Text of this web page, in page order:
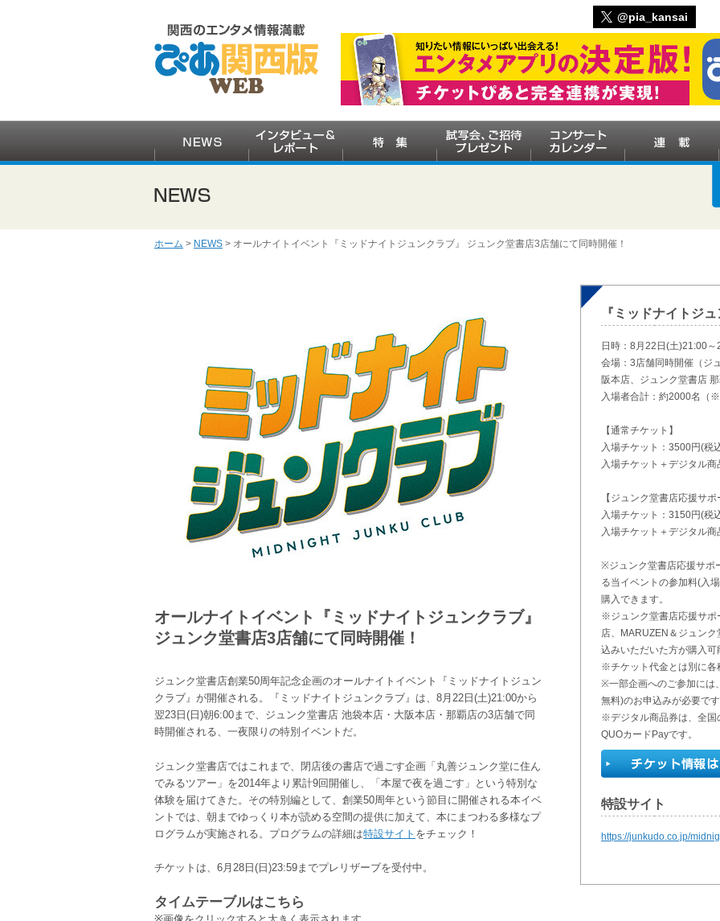
@pia_kansai
ホーム > NEWS > オールナイトイベント『ミッドナイトジュンクラブ』 ジュンク堂書店3店舗にて同時開催！
オールナイトイベント『ミッドナイトジュンクラブ』
ジュンク堂書店3店舗にて同時開催！
ジュンク堂書店創業50周年記念企画のオールナイトイベント『ミッドナイトジュン
クラブ』が開催される。
『ミッドナイトジュンクラブ』は、8月22日(土)21:00から
翌23日(日)朝6:00まで、ジュンク堂書店 池袋本店・大阪本店・那覇店の3店舗で同
時開催される、一夜限りの特別イベントだ。
ジュンク堂書店ではこれまで、閉店後の書店で過ごす企画「丸善ジュンク堂に住ん
でみるツアー」を2014年より累計9回開催し、「本屋で夜を過ごす」という特別な
体験を届けてきた。その特別編として、創業50周年という節目に開催される本イベ
ントでは、朝までゆっくり本が読める空間の提供に加えて、本にまつわる多様なプ
ログラムが実施される。プログラムの詳細は特設サイト をチェック！
チケットは、6月28日(日)23:59までプレリザーブを受付中。
タイムテーブルはこちら
『ミッドナイトジ
日時：8月22日(土)21:00
会場：3店舗同時開催（ジ
阪本店、ジュンク堂書店
入場者合計：約2000名（
【通常チケット】
入場チケット：3500円(税
入場チケット＋デジタル
【ジュンク堂書店応援サ
入場チケット：3150円(税
入場チケット＋デジタル
※ジュンク堂書店応援サポ
る当イベントの参加料(入
購入できます。
※ジュンク堂書店応援サポ
店、MARUZEN＆ジュン
込みいただいた方が購入可
※チケット代金とは別に各
※一部企画へのご参加には
無料)のお申込みが必要で
※デジタル商品券は、全国
QUOカードPayです。
特設サイト
https://junkudo.co.jp/